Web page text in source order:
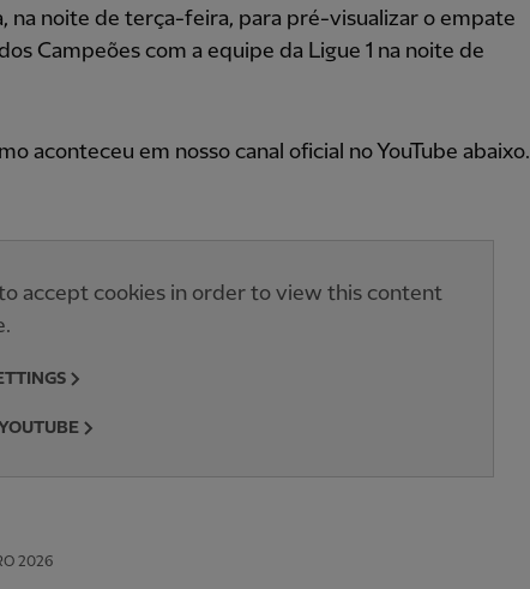
na noite de terça-feira, para pré-visualizar o empate
Campeões com a equipe da Ligue 1 na noite de
aconteceu em nosso canal oficial no YouTube abaixo.
accept cookies in order to view this content
2026